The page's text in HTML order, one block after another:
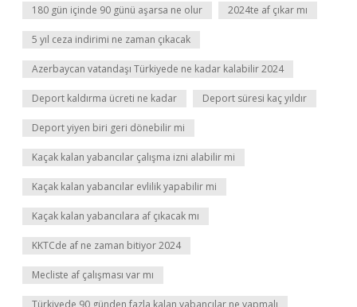
180 gün içinde 90 günü aşarsa ne olur 2024te af çıkar mı
5 yıl ceza indirimi ne zaman çıkacak
Azerbaycan vatandaşı Türkiyede ne kadar kalabilir 2024
Deport kaldırma ücreti ne kadar Deport süresi kaç yıldır
Deport yiyen biri geri dönebilir mi
Kaçak kalan yabancılar çalışma izni alabilir mi
Kaçak kalan yabancılar evlilik yapabilir mi
Kaçak kalan yabancılara af çıkacak mı
KKTCde af ne zaman bitiyor 2024
Mecliste af çalışması var mı
Türkiyede 90 günden fazla kalan yabancılar ne yapmalı